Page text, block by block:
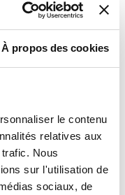
À propos des cookies
le contenu
relatives aux
Nous
sur l'utilisation de
sociaux, de